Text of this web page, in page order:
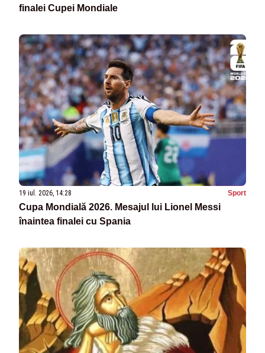
finalei Cupei Mondiale
19 iul. 2026, 14:28 Sport
Cupa Mondială 2026. Mesajul lui Lionel Messi
înaintea finalei cu Spania